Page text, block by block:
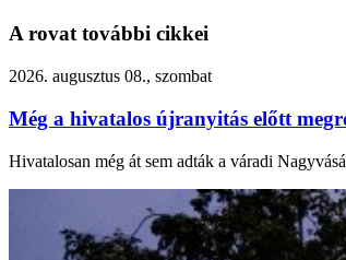
A rovat további cikkei
2026. augusztus 08., szombat
Még a hivatalos újranyitás előtt
Hivatalosan még át sem adták a váradi